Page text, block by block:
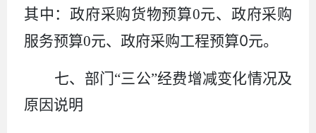
其中：政府采购货物预算0元、政府采购
服务预算0元、政府采购工程预算0元。
七、部门“三公”经费增减变化情况及
原因说明